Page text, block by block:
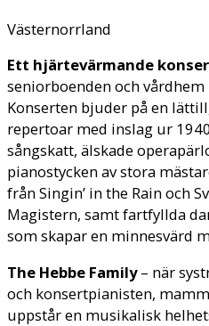
Västernorrland
Ett hjärtevärmande
seniorboenden och
Konserten bjuder på en
repertoar med inslag ur
sångskatt, älskade
pianostycken av stora
från Singin’ in the Rain och
Magistern, samt fartfyllda
som skapar en minnesvärd
The Hebbe Family– när
och konsertpianisten,
uppstår en musikalisk